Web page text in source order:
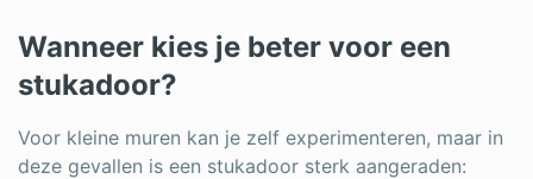
Wanneer kies je beter voor een
stukadoor?
Voor kleine muren kan je zelf experimenteren, maar in
deze gevallen is een stukadoor sterk aangeraden: